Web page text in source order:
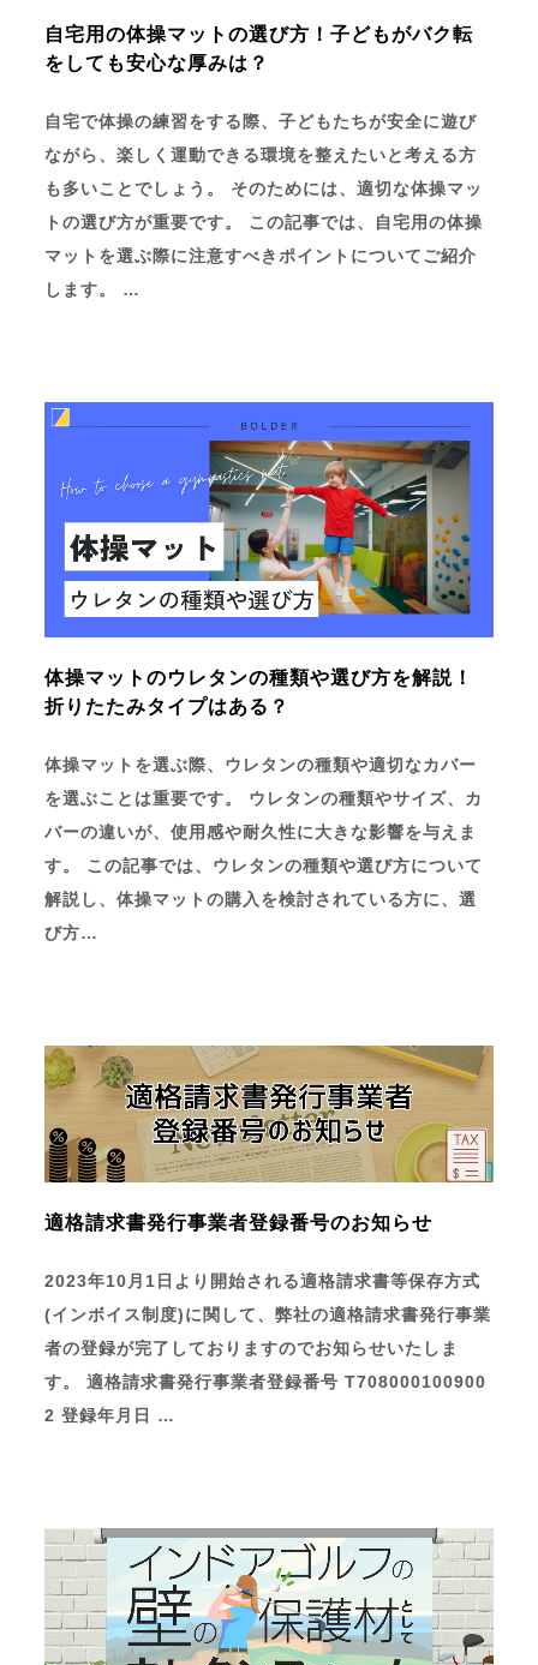
自宅用の体操マットの選び方！子どもがバク転
をしても安心な厚みは？
自宅で体操の練習をする際、子どもたちが安全に遊び
ながら、楽しく運動できる環境を整えたいと考える方
も多いことでしょう。 そのためには、適切な体操マッ
トの選び方が重要です。 この記事では、自宅用の体操
マットを選ぶ際に注意すべきポイントについてご紹介
します。 …
体操マットのウレタンの種類や選び方を解説！
折りたたみタイプはある？
体操マットを選ぶ際、ウレタンの種類や適切なカバー
を選ぶことは重要です。 ウレタンの種類やサイズ、カ
バーの違いが、使用感や耐久性に大きな影響を与えま
す。 この記事では、ウレタンの種類や選び方について
解説し、体操マットの購入を検討されている方に、選
び方…
適格請求書発行事業者登録番号のお知らせ
2023年10月1日より開始される適格請求書等保存方式
(インボイス制度)に関して、弊社の適格請求書発行事業
者の登録が完了しておりますのでお知らせいたしま
す。 適格請求書発行事業者登録番号 T708000100900
2 登録年月日 …